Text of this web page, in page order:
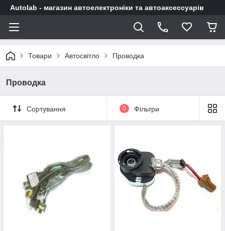
Autolab - магазин автоелектроніки та автоаксессуарів
Товари Автосвітло Проводка
Проводка
Сортування 0 Фільтри